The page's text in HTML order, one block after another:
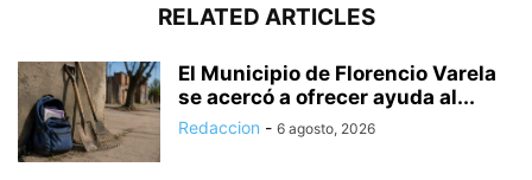
RELATED ARTICLES
El Municipio de Florencio Varela
se acercó a ofrecer ayuda al...
Redaccion - 6 agosto, 2026